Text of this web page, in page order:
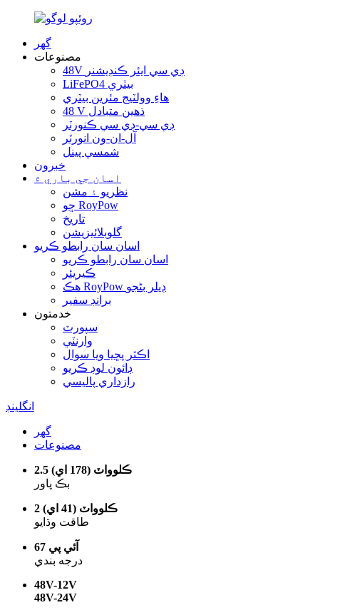
گھر
مصنوعات
48V ڊي سي ايئر ڪنڊيشنر
LiFePO4 بيٽري
هاءِ وولٽيج مئرين بيٽري
48 V ذهين متبادل
ڊي سي-ڊي سي ڪنورٽر
آل-ان-ون انورٽر
شمسي پينل
خبرون
اسان جي باري ۾
نظريو ۽ مشن
ڇو RoyPow
تاريخ
گلوبلائيزيشن
اسان سان رابطو ڪريو
اسان سان رابطو ڪريو
ڪيريئر
هڪ RoyPow ڊيلر بڻجو
برانڊ سفير
خدمتون
سپورٽ
وارنٽي
اڪثر پڇيا ويا سوال
ڊائون لوڊ ڪريو
رازداري پاليسي
انگلينڊ
گھر
مصنوعات
2.5 ڪلوواٽ (178 اي)
بڪ پاور
2 ڪلوواٽ (41 اي)
طاقت وڌايو
آئي پي 67
درجه بندي
48V-12V
48V-24V